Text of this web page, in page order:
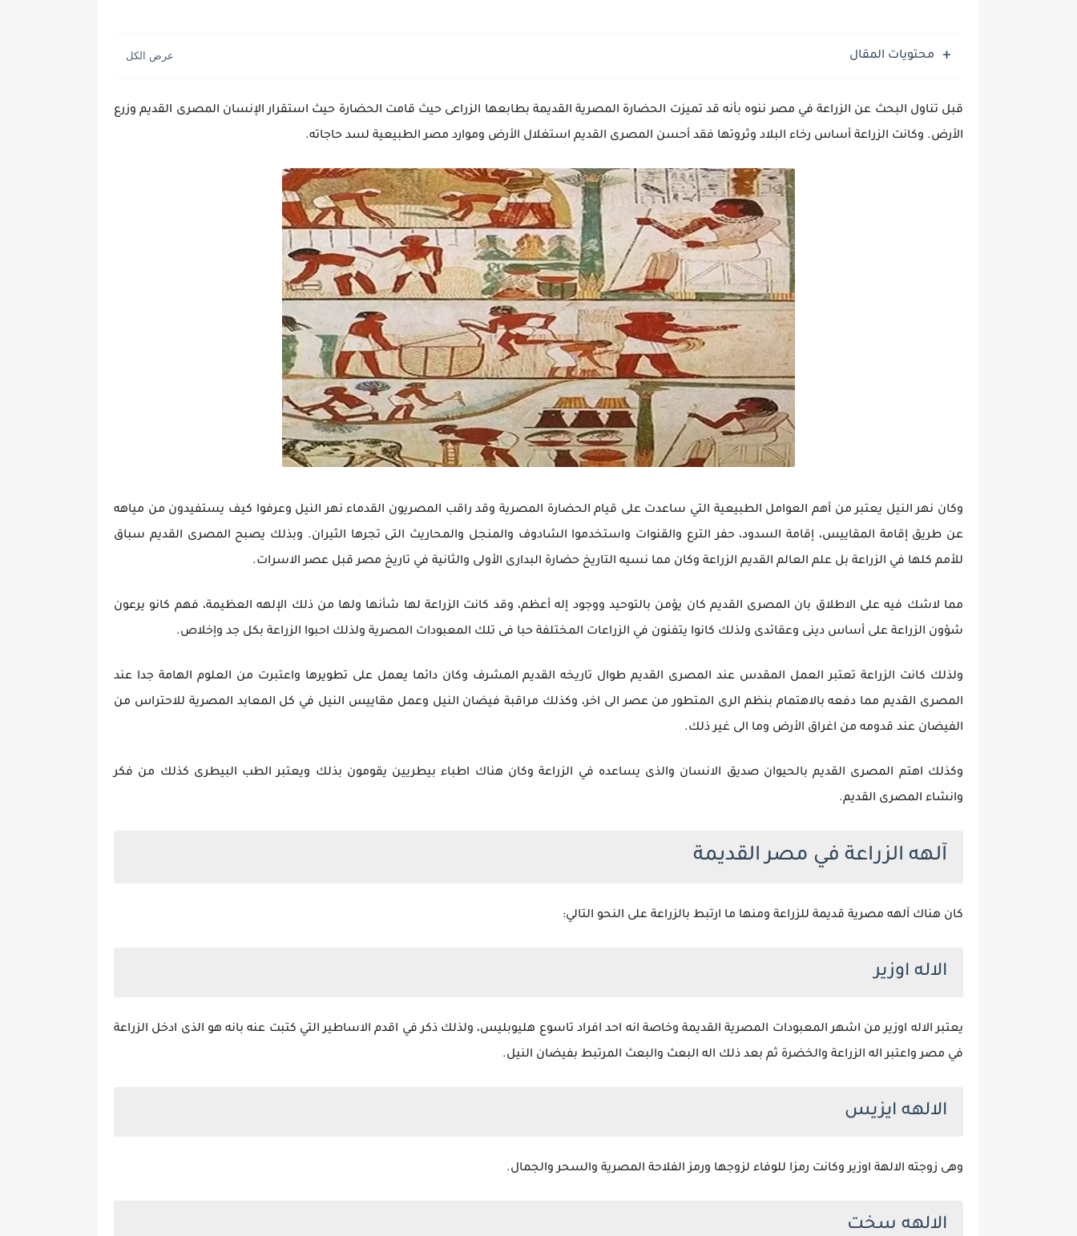
محتويات المقال
قبل تناول البحث عن الزراعة في مصر ننوه بأنه قد تميزت الحضارة المصرية القديمة بطابعها الزراعى حيث قامت الحضارة حيث استقرار الإنسان المصرى القديم وزرع
الأرض. وكانت الزراعة أساس رخاء البلاد وثروتها فقد أحسن المصرى القديم استغلال الأرض وموارد مصر الطبيعية لسد حاجاته.
وكان نهر النيل يعتبر من أهم العوامل الطبيعية التي ساعدت على قيام الحضارة المصرية وقد راقب المصريون القدماء نهر النيل وعرفوا كيف يستفيدون من مياهه
عن طريق إقامة المقاييس، إقامة السدود، حفر الترع والقنوات واستخدموا الشادوف والمنجل والمحاريث التى تجرها الثيران. وبذلك يصبح المصرى القديم سباق
للأمم كلها في الزراعة بل علم العالم القديم الزراعة وكان مما نسيه التاريخ حضارة البدارى الأولى والثانية في تاريخ مصر قبل عصر الاسرات.
مما لاشك فيه على الاطلاق بان المصرى القديم كان يؤمن بالتوحيد ووجود إله أعظم، وقد كانت الزراعة لها شأنها ولها من ذلك الإلهه العظيمة، فهم كانو يرعون
شؤون الزراعة على أساس دينى وعقائدى ولذلك كانوا يتفنون في الزراعات المختلفة حبا فى تلك المعبودات المصرية ولذلك احبوا الزراعة بكل جد وإخلاص.
ولذلك كانت الزراعة تعتبر العمل المقدس عند المصرى القديم طوال تاريخه القديم المشرف وكان دائما يعمل على تطويرها واعتبرت من العلوم الهامة جدا عند
المصرى القديم مما دفعه بالاهتمام بنظم الرى المتطور من عصر الى اخر، وكذلك مراقبة فيضان النيل وعمل مقاييس النيل في كل المعابد المصرية للاحتراس من
الفيضان عند قدومه من اغراق الأرض وما الى غير ذلك.
وكذلك اهتم المصرى القديم بالحيوان صديق الانسان والذى يساعده في الزراعة وكان هناك اطباء بيطريين يقومون بذلك ويعتبر الطب البيطرى كذلك من فكر
وانشاء المصرى القديم.
آلهه الزراعة في مصر القديمة
كان هناك آلهه مصرية قديمة للزراعة ومنها ما ارتبط بالزراعة على النحو التالي:
الاله اوزير
يعتبر الاله اوزير من اشهر المعبودات المصرية القديمة وخاصة انه احد افراد تاسوع هليوبليس، ولذلك ذكر في اقدم الاساطير التي كتبت عنه بانه هو الذى ادخل الزراعة
في مصر واعتبر اله الزراعة والخضرة ثم بعد ذلك اله البعث والبعث المرتبط بفيضان النيل.
الالهه ايزيس
وهى زوجته الالهة اوزير وكانت رمزا للوفاء لزوجها ورمز الفلاحة المصرية والسحر والجمال.
الالهه سخت